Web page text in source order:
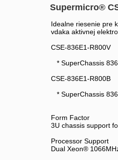
Supermicro®
Idealne riesenie pre
vdaka aktivnej
CSE-836E1-R800V
* SuperChassis
CSE-836E1-R800B
* SuperChassis
Form Factor
3U chassis support
Processor Support
Dual Xeon®